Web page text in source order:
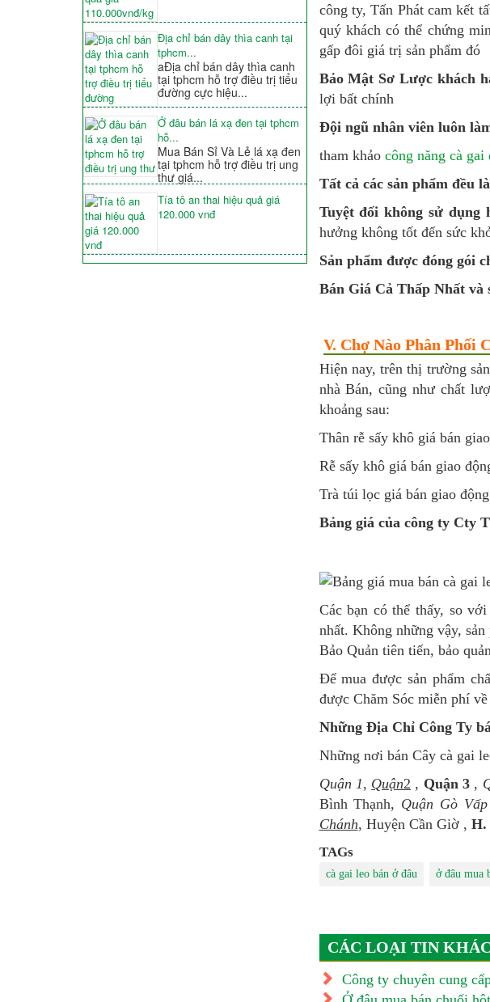
Địa chỉ bán dây thìa canh tại
tphcm...
aĐịa chỉ bán dây thìa canh
tại tphcm hỗ trợ điều trị tiểu
đường cực hiệu...
Ở đâu bán lá xạ đen tại tphcm
hỗ...
Mua Bán Sỉ Và Lẻ lá xạ đen
tại tphcm hỗ trợ điều trị ung
thư giá...
Tía tô an thai hiệu quả giá
120.000 vnđ
công ty, Tấn Phát cam kết
quý khách có thể chứng
gấp đôi giá trị sản phẩm đó
Bảo Mật Sơ Lược khách
lợi bất chính
Đội ngũ nhân viên luôn
tham khảo công năng cà gai
Tất cả các sản phẩm đều
Tuyệt đối không sử dụng
hưởng không tốt đến sức
Sản phẩm được đóng gói
Bán Giá Cả Thấp Nhất
V. Chợ Nào Phân Phối
Hiện nay, trên thị trường
nhà Bán, cũng như chất
khoảng sau:
Thân rễ sấy khô giá bán
Rễ sấy khô giá bán giao
Trà túi lọc giá bán giao
Bảng giá của công ty Cty
Các bạn có thể thấy, so
nhất. Không những vậy,
Bảo Quản tiên tiến, bảo
Để mua được sản phẩm
được Chăm Sóc miễn phí
Những Địa Chỉ Công Ty
Những nơi bán Cây cà gai
Quận 1, Quận2 , Quận 3,
Bình Thạnh, Quận Gò Vấp
Chánh, Huyện Cần Giờ , H.
TAGs
cà gai leo bán ở đâu ở đâu mua
CÁC LOẠI TIN
Công ty chuyên cung